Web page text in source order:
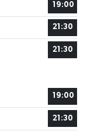
19:00
21:30
21:30
19:00
21:30